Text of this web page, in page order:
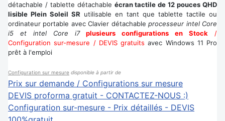
détachable / tablette détachable écran tactile de 12 pouces QHD
lisible Plein Soleil SR utilisable en tant que tablette tactile ou
ordinateur portable avec Clavier détachableprocesseur intel Core
i5 et intel Core i7
plusieurs configurations en Stock /
Configuration sur-mesure / DEVIS gratuits avec Windows 11 Pro
prêt à l'emploi
Configuration sur mesure disponible à partir de
Prix sur demande / Configurations sur mesure
DEVIS proforma gratuit - CONTACTEZ-NOUS :)
Configuration sur-mesure - Prix détaillés - DEVIS